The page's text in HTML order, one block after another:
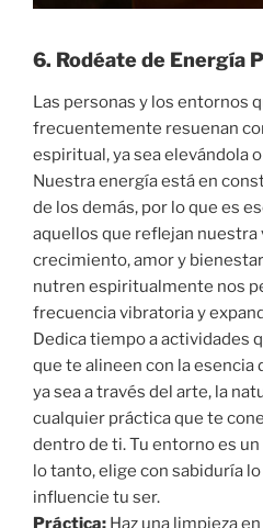
6. Rodéate de Energía
Las personas y los entornos
frecuentemente resuenan
espiritual, ya sea elevándola
Nuestra energía está en
de los demás, por lo que es
aquellos que reflejan nuestra
crecimiento, amor y
nutren espiritualmente nos
frecuencia vibratoria y
Dedica tiempo a actividades
que te alineen con la esencia
ya sea a través del arte, la
cualquier práctica que te
dentro de ti. Tu entorno es
lo tanto, elige con sabiduría
influencie tu ser.
Práctica: Haz una limpieza